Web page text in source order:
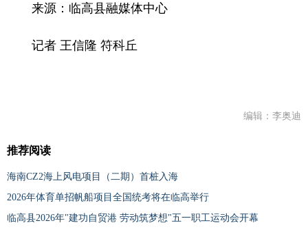
来源：临高县融媒体中心
记者 王信隆 符科丘
编辑：李奥迪
推荐阅读
海南CZ2海上风电项目（二期）首桩入海
2026年体育单招帆船项目全国统考将在临高举行
临高县2026年"建功自贸港 劳动筑梦想"五一职工运动会开幕